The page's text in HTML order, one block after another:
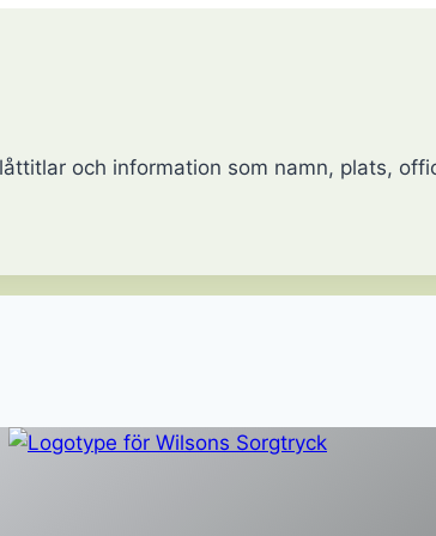
och information som namn, plats,